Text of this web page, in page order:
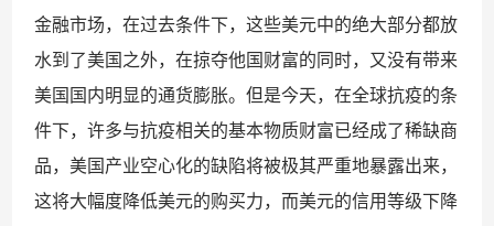
金融市场，在过去条件下，这些美元中的绝大部分都放
水到了美国之外，在掠夺他国财富的同时，又没有带来
美国国内明显的通货膨胀。但是今天，在全球抗疫的条
件下，许多与抗疫相关的基本物质财富已经成了稀缺商
品，美国产业空心化的缺陷将被极其严重地暴露出来，
这将大幅度降低美元的购买力，而美元的信用等级下降